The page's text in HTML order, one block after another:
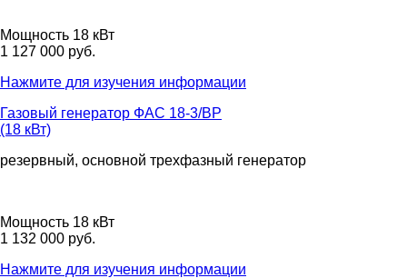
Мощность 18 кВт
1 127 000 руб.
Нажмите для изучения информации
Газовый генератор ФАС 18-3/ВР
(18 кВт)
резервный, основной трехфазный генератор
Мощность 18 кВт
1 132 000 руб.
Нажмите для изучения информации